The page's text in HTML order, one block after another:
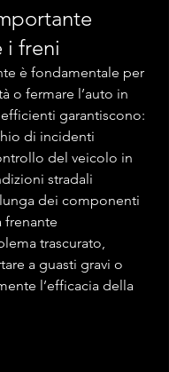
i freni
è fondamentale per
o fermare l’auto in
garantiscono:
di incidenti
del veicolo in
stradali
dei componenti
frenante
trascurato,
a guasti gravi o
l’efficacia della